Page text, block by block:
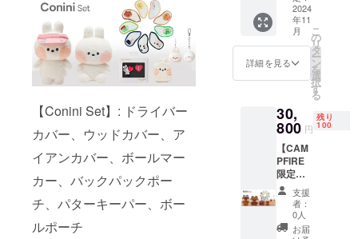
【Conini Set】: ドライバー
カバー、ウッドカバー、ア
イアンカバー、ボールマー
カー、バックパックポー
チ、パターキーパー、ボー
ルポーチ
が遅れ
る場合
があり
ます。
す。ご
了承く
ださ
い。 ※
ご注文
給状
況、製
造工程
上の都
合等に
より出
荷時期
が遅れ
る場合
があり
イバー
バー、
ウッド
カ
バー、
アイア
バー、
ボール
マー
カー、
バック
パック
ポー
チ、
ボール
ポー
2024
年11
月
詳細を見る
こ
の
リ
タ
ー
ン
を
選
択
す
る
30,
800 円
残り
100
【CAM
PFIRE
限定】
Bnini
Set
【リ
ターン
支援
者：
0人
お届